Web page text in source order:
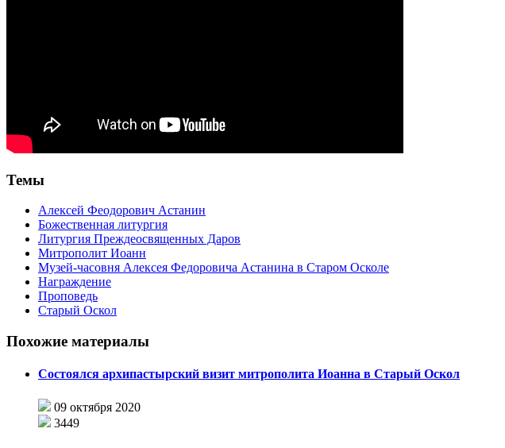
Темы
Алексей Феодорович Астанин
Божественная литургия
Литургия Преждеосвященных Даров
Митрополит Иоанн
Музей-часовня Алексея Федоровича Астанина в Старом Осколе
Награждение
Проповедь
Старый Оскол
Похожие материалы
Состоялся архипастырский визит митрополита Иоанна в Старый Оскол
09 октября 2020
3449